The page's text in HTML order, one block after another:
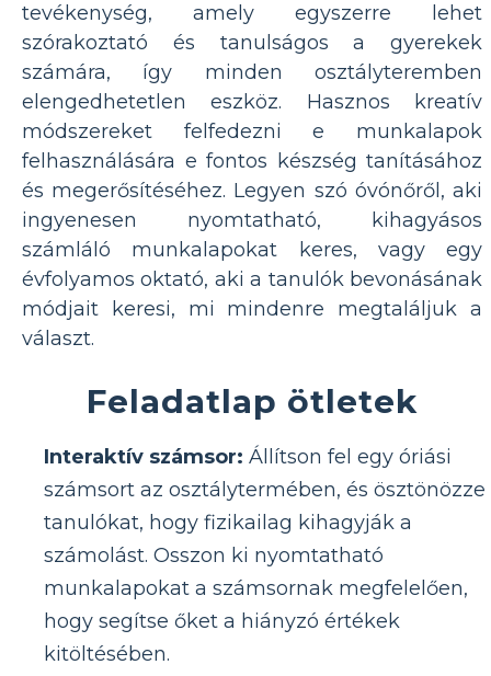
tevékenység, amely egyszerre lehet
szórakoztató és tanulságos a gyerekek
számára, így minden osztályteremben
elengedhetetlen eszköz. Hasznos kreatív
módszereket felfedezni e munkalapok
felhasználására e fontos készség tanításához
és megerősítéséhez. Legyen szó óvónőről, aki
ingyenesen nyomtatható, kihagyásos
számláló munkalapokat keres, vagy egy
évfolyamos oktató, aki a tanulók bevonásának
módjait keresi, mi mindenre megtaláljuk a
választ.
Feladatlap ötletek
Interaktív számsor: Állítson fel egy óriási
számsort az osztálytermében, és ösztönözze
tanulókat, hogy fizikailag kihagyják a
számolást. Osszon ki nyomtatható
munkalapokat a számsornak megfelelően,
hogy segítse őket a hiányzó értékek
kitöltésében.